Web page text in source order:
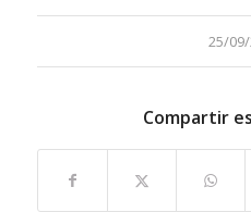
25/
Compartir